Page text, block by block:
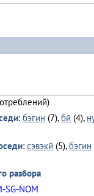
: бэгин (7),бӣ (4),
: сэвэкӣ (5),бэгин
разбора
SG-NOM